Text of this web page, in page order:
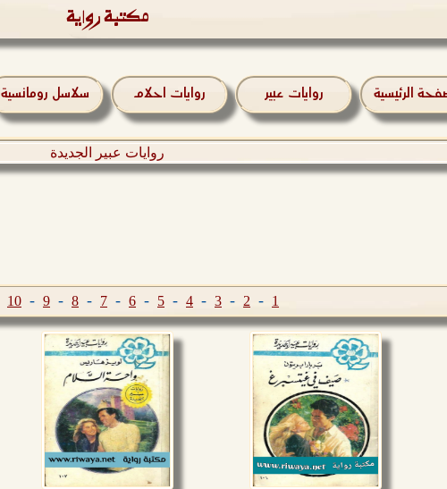
مكتبة رواية
الرئيسية روايات عبير روايات احلام سلاسل رومانسية
روايات عبير الجديدة
1
-
2
-
3
-
4
-
5
-
6
-
7
-
8
-
9
-
10